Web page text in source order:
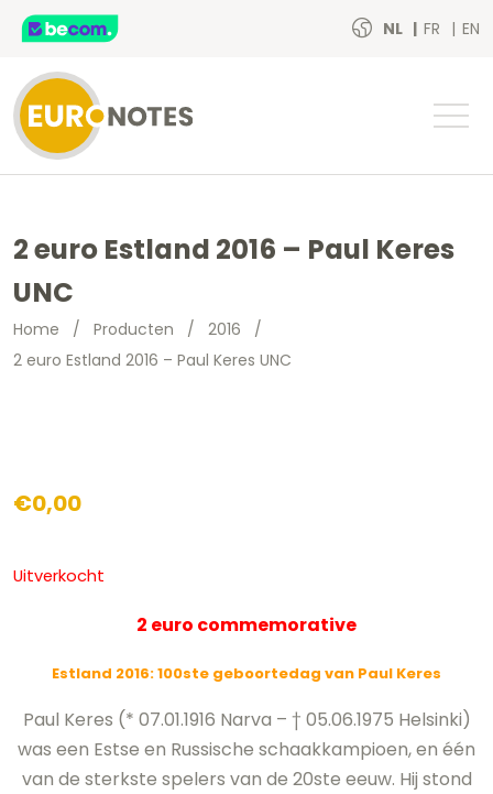
NL FR EN
2 euro Estland 2016 – Paul Keres
UNC
Home / Producten / 2016 /
2 euro Estland 2016 – Paul Keres UNC
€0,00
Uitverkocht
2 euro commemorative
Estland 2016: 100ste geboortedag van Paul Keres
Paul Keres (* 07.01.1916 Narva – † 05.06.1975 Helsinki)
was een Estse en Russische schaakkampioen, en één
van de sterkste spelers van de 20ste eeuw. Hij stond